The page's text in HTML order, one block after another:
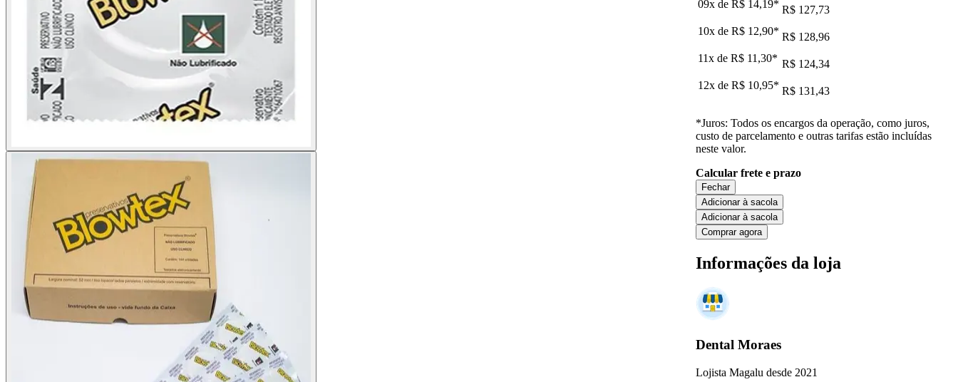
09x de R$ 14,19* R$ 127,73
10x de R$ 12,90* R$ 128,96
11x de R$ 11,30* R$ 124,34
12x de R$ 10,95* R$ 131,43
*Juros: Todos os encargos da operação, como juros,
custo de parcelamento e outras tarifas estão incluídas
neste valor.
Calcular frete e prazo
Fechar
Adicionar à sacola
Adicionar à sacola
Comprar agora
Informações da loja
Dental Moraes
Lojista Magalu desde 2021